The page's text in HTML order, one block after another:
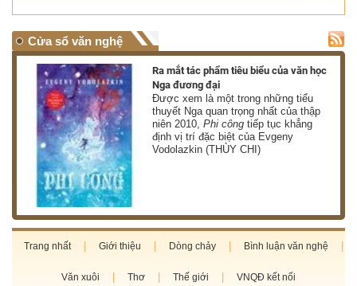
Cửa sổ văn nghệ
Ra mắt tác phẩm tiêu biểu của văn học
Nga đương đại
Được xem là một trong những tiểu
thuyết Nga quan trọng nhất của thập
niên 2010,Phi công tiếp tục khẳng
định vị trí đặc biệt của Evgeny
Vodolazkin (THÙY CHI)
Trang nhất Giới thiệu Dòng chảy Bình luận văn nghệ
Văn xuôi Thơ Thế giới VNQĐ kết nối